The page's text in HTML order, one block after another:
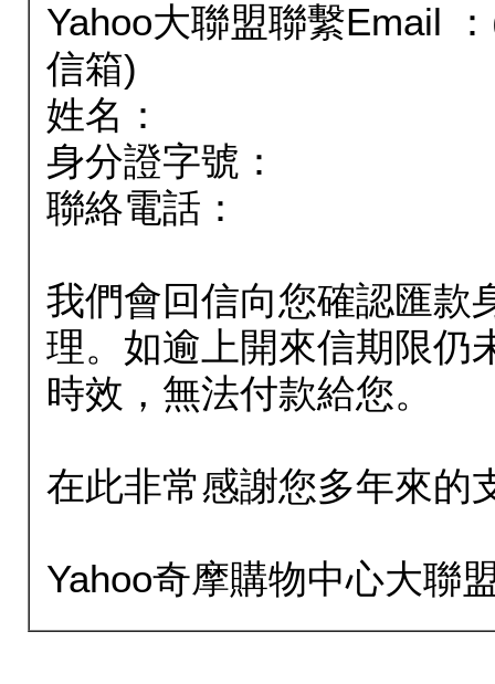
Yahoo大聯盟聯繫Email
信箱)
姓名：
身分證字號：
聯絡電話：
我們會回信向您確認匯款
理。如逾上開來信期限仍
時效，無法付款給您。
在此非常感謝您多年來的
Yahoo奇摩購物中心大